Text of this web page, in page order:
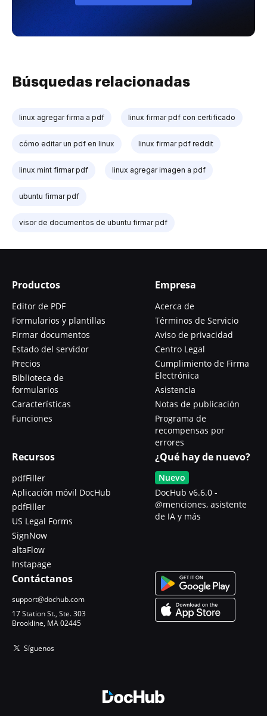
Búsquedas relacionadas
linux agregar firma a pdf linux firmar pdf con certificado
cómo editar un pdf en linux linux firmar pdf reddit
linux mint firmar pdf linux agregar imagen a pdf
ubuntu firmar pdf
visor de documentos de ubuntu firmar pdf
Productos
Editor de PDF
Formularios y plantillas
Firmar documentos
Estado del servidor
Precios
Biblioteca de
formularios
Características
Funciones
Empresa
Acerca de
Términos de Servicio
Aviso de privacidad
Centro Legal
Cumplimiento de Firma
Electrónica
Asistencia
Notas de publicación
Programa de
recompensas por
errores
Recursos
pdfFiller
Aplicación móvil DocHub
pdfFiller
US Legal Forms
SignNow
altaFlow
Instapage
¿Qué hay de nuevo?
Nuevo
DocHub v6.6.0 -
@menciones, asistente
de IA y más
Contáctanos
support@dochub.com
17 Station St., Ste. 303
Brookline, MA 02445
Síguenos